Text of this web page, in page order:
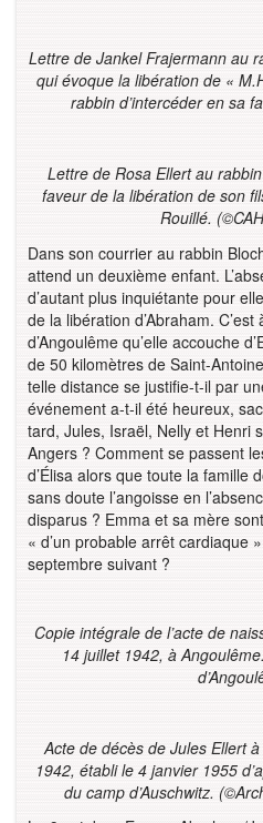
Lettre de Jankel Frajermann au
qui évoque la libération de «
rabbin d’intercéder en sa
Lettre de Rosa Ellert au
faveur de la libération de son
Rouillé. (©
Dans son courrier au rabbin
attend un deuxième enfant.
d’autant plus inquiétante pour
de la libération d’Abraham. C’est
d’Angoulême qu’elle accouche
de 50 kilomètres de Saint-
telle distance se justifie-t-il par
événement a-t-il été heureux,
tard, Jules, Israël, Nelly et Henri
Angers ? Comment se passent
d’Élisa alors que toute la famille
sans doute l’angoisse en
disparus ? Emma et sa mère
« d’un probable arrêt cardiaque
septembre suivant ?
Copie intégrale de l’acte de
14 juillet 1942, à
Acte de décès de Jules Ellert
1942, établi le 4 janvier 1955
du camp d’Auschwitz. (©